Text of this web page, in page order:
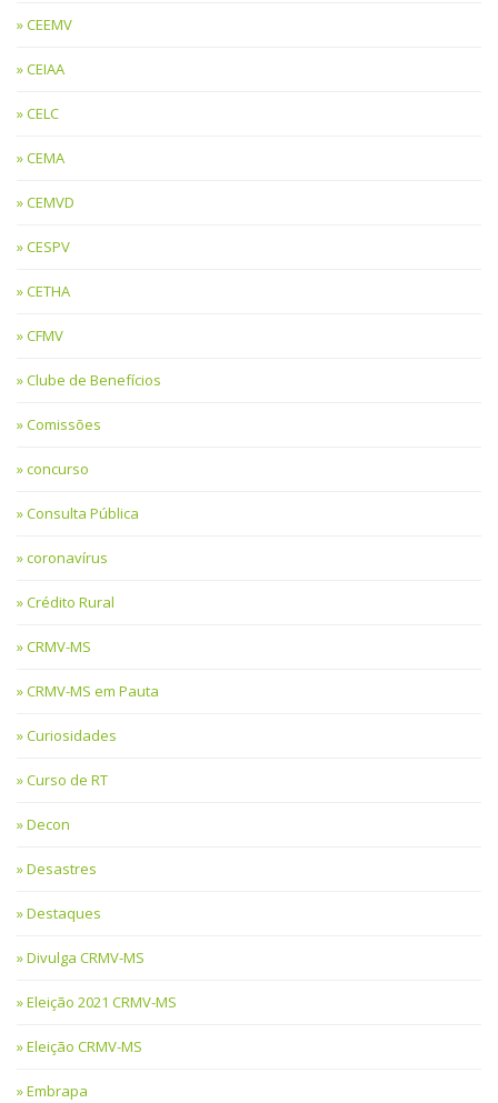
CEEMV
CEIAA
CELC
CEMA
CEMVD
CESPV
CETHA
CFMV
Clube de Benefícios
Comissões
concurso
Consulta Pública
coronavírus
Crédito Rural
CRMV-MS
CRMV-MS em Pauta
Curiosidades
Curso de RT
Decon
Desastres
Destaques
Divulga CRMV-MS
Eleição 2021 CRMV-MS
Eleição CRMV-MS
Embrapa